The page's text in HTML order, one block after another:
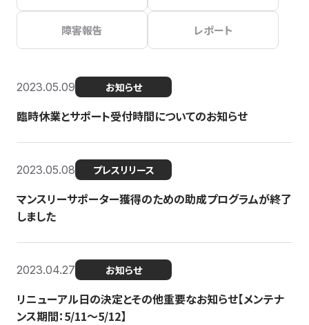
障害報告 レポート
2023.05.09 お知らせ
臨時休業とサポート受付時間についてのお知らせ
2023.05.08 プレスリリース
マンスリーサポーター獲得のための助成プログラムが終了
しました
2023.04.27 お知らせ
リニューアル日の決定とその他重要なお知らせ【メンテナ
ンス期間：5/11～5/12】